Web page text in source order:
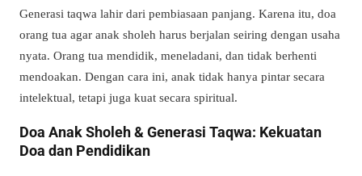
Generasi taqwa lahir dari pembiasaan panjang. Karena itu, doa
orang tua agar anak sholeh harus berjalan seiring dengan usaha
nyata. Orang tua mendidik, meneladani, dan tidak berhenti
mendoakan. Dengan cara ini, anak tidak hanya pintar secara
intelektual, tetapi juga kuat secara spiritual.
Doa Anak Sholeh & Generasi Taqwa: Kekuatan
Doa dan Pendidikan